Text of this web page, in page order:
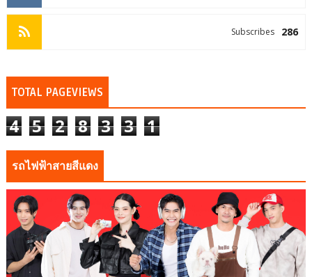
286
Subscribes
TOTAL PAGEVIEWS
4 5 2 8 3 3 1
รถไฟฟ้าสายสีแดง